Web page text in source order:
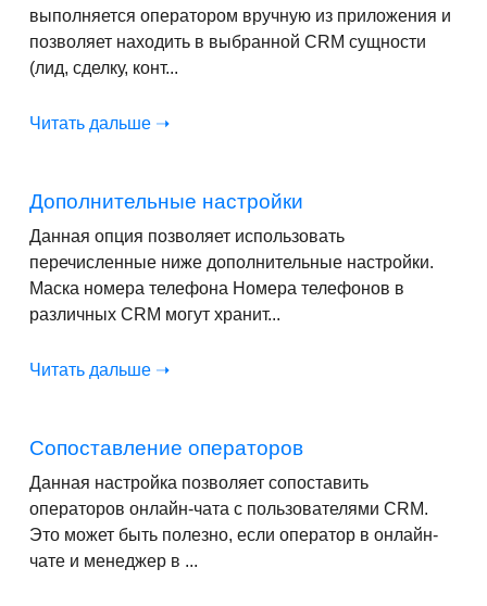
выполняется оператором вручную из приложения и
позволяет находить в выбранной CRM сущности
(лид, сделку, конт...
Читать дальше ➝
Дополнительные настройки
Данная опция позволяет использовать
перечисленные ниже дополнительные настройки.
Маска номера телефона Номера телефонов в
различных CRM могут хранит...
Читать дальше ➝
Сопоставление операторов
Данная настройка позволяет сопоставить
операторов онлайн-чата с пользователями CRM.
Это может быть полезно, если оператор в онлайн-
чате и менеджер в ...